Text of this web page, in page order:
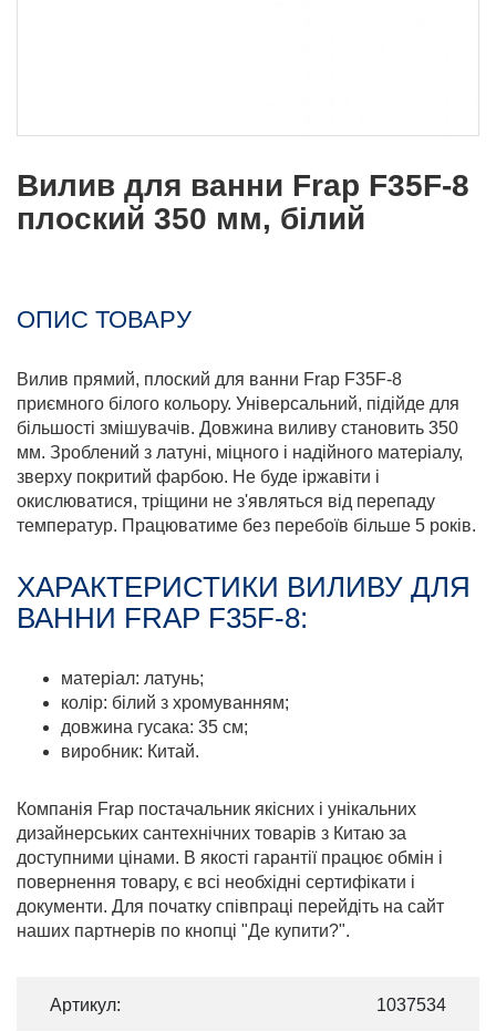
Вилив для ванни Frap F35F-8
плоский 350 мм, білий
ОПИС ТОВАРУ
Вилив прямий, плоский для ванни Frap F35F-8
приємного білого кольору. Універсальний, підійде для
більшості змішувачів. Довжина виливу становить 350
мм. Зроблений з латуні, міцного і надійного матеріалу,
зверху покритий фарбою. Не буде іржавіти і
окислюватися, тріщини не з'являться від перепаду
температур. Працюватиме без перебоїв більше 5 років.
ХАРАКТЕРИСТИКИ ВИЛИВУ ДЛЯ
ВАННИ FRAP F35F-8:
матеріал: латунь;
колір: білий з хромуванням;
довжина гусака: 35 см;
виробник: Китай.
Компанія Frap постачальник якісних і унікальних
дизайнерських сантехнічних товарів з Китаю за
доступними цінами. В якості гарантії працює обмін і
повернення товару, є всі необхідні сертифікати і
документи. Для початку співпраці перейдіть на сайт
наших партнерів по кнопці "Де купити?".
Артикул: 1037534